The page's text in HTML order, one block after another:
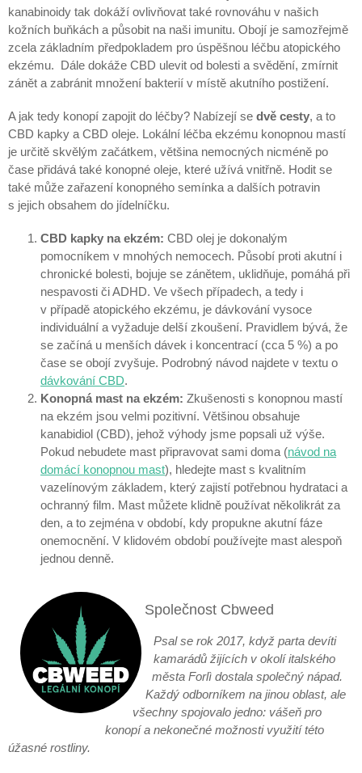
kanabinoidy tak dokáží ovlivňovat také rovnováhu v našich
kožních buňkách a působit na naši imunitu. Obojí je samozřejmě
zcela základním předpokladem pro úspěšnou léčbu atopického
ekzému. Dále dokáže CBD ulevit od bolesti a svědění, zmírnit
zánět a zabránit množení bakterií v místě akutního postižení.
A jak tedy konopí zapojit do léčby? Nabízejí se dvě cesty, a to
CBD kapky a CBD oleje. Lokální léčba ekzému konopnou mastí
je určitě skvělým začátkem, většina nemocných nicméně po
čase přidává také konopné oleje, které užívá vnitřně. Hodit se
také může zařazení konopného semínka a dalších potravin
s jejich obsahem do jídelníčku.
CBD kapky na ekzém: CBD olej je dokonalým
pomocníkem v mnohých nemocech. Působí proti akutní i
chronické bolesti, bojuje se zánětem, uklidňuje, pomáhá při
nespavosti či ADHD. Ve všech případech, a tedy i
v případě atopického ekzému, je dávkování vysoce
individuální a vyžaduje delší zkoušení. Pravidlem bývá, že
se začíná u menších dávek i koncentrací (cca 5 %) a po
čase se obojí zvyšuje. Podrobný návod najdete v textu o
dávkování CBD.
Konopná mast na ekzém: Zkušenosti s konopnou mastí
na ekzém jsou velmi pozitivní. Většinou obsahuje
kanabidiol (CBD), jehož výhody jsme popsali už výše.
Pokud nebudete mast připravovat sami doma (návod na
domácí konopnou mast), hledejte mast s kvalitním
vazelínovým základem, který zajistí potřebnou hydrataci a
ochranný film. Mast můžete klidně používat několikrát za
den, a to zejména v období, kdy propukne akutní fáze
onemocnění. V klidovém období používejte mast alespoň
jednou denně.
Společnost Cbweed
Psal se rok 2017, když parta devíti
kamarádů žijících v okolí italského
města Forlì dostala společný nápad.
Každý odborníkem na jinou oblast, ale
všechny spojovalo jedno: vášeň pro
konopí a nekonečné možnosti využití této
úžasné rostliny.